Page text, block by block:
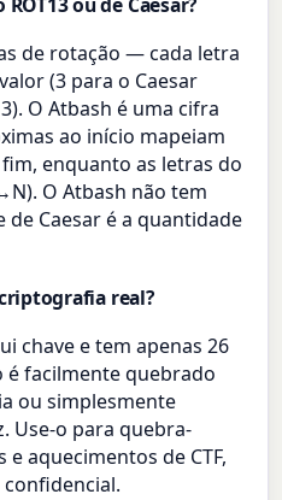
de rotação — cada letra
(3 para o Caesar
O Atbash é uma cifra
ao início mapeiam
enquanto as letras do
O Atbash não tem
de Caesar é a quantidade
real?
chave e tem apenas 26
é facilmente quebrado
ou simplesmente
Use-o para quebra-
aquecimentos de CTF,